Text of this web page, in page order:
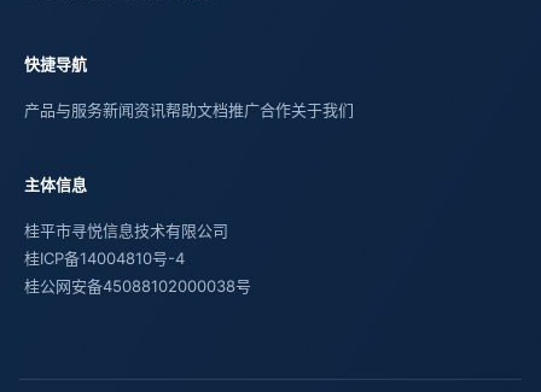
快捷导航
产品与服务新闻资讯帮助文档推广合作关于我们
主体信息
桂平市寻悦信息技术有限公司
桂ICP备14004810号-4
桂公网安备45088102000038号